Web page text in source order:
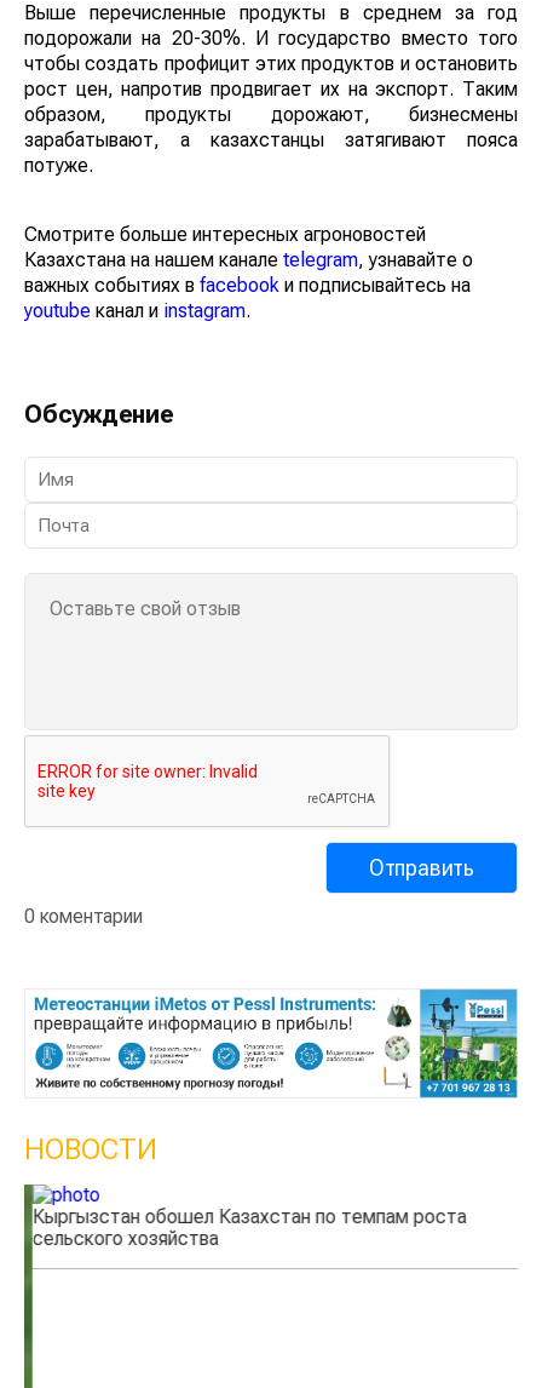
Выше перечисленные продукты в среднем за год
подорожали на 20-30%. И государство вместо того
чтобы создать профицит этих продуктов и остановить
рост цен, напротив продвигает их на экспорт. Таким
образом, продукты дорожают, бизнесмены
зарабатывают, а казахстанцы затягивают пояса
потуже.
Смотрите больше интересных агроновостей
Казахстана на нашем канале telegram, узнавайте о
важных событиях в facebook и подписывайтесь на
youtube канал и instagram.
Обсуждение
0 коментарии
НОВОСТИ
Кыргызстан обошел Казахстан по темпам роста
сельского хозяйства